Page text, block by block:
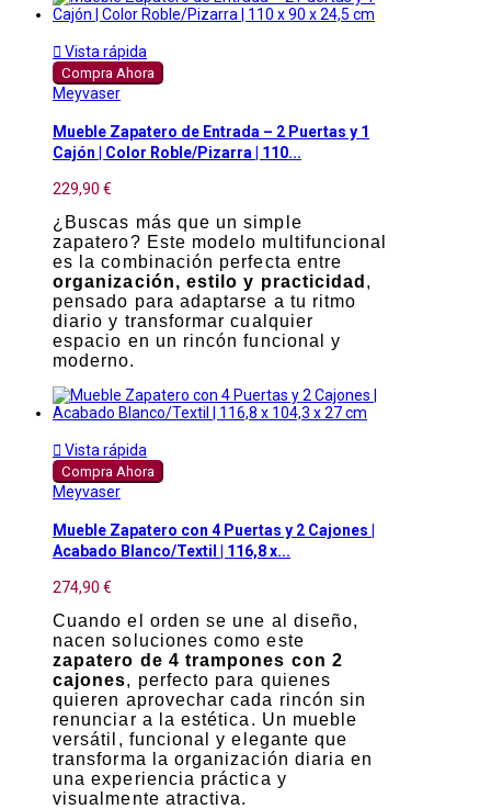
 Vista rápida
Compra Ahora
Meyvaser
Mueble Zapatero de Entrada – 2 Puertas y 1
Cajón | Color Roble/Pizarra | 110...
229,90 €
¿Buscas más que un simple
zapatero? Este modelo multifuncional
es la combinación perfecta entre
organización, estilo y practicidad ,
pensado para adaptarse a tu ritmo
diario y transformar cualquier
espacio en un rincón funcional y
moderno.
 Vista rápida
Compra Ahora
Meyvaser
Mueble Zapatero con 4 Puertas y 2 Cajones |
Acabado Blanco/Textil | 116,8 x...
274,90 €
Cuando el orden se une al diseño,
nacen soluciones como este
zapatero de 4 trampones con 2
cajones, perfecto para quienes
quieren aprovechar cada rincón sin
renunciar a la estética. Un mueble
versátil, funcional y elegante que
transforma la organización diaria en
una experiencia práctica y
visualmente atractiva.